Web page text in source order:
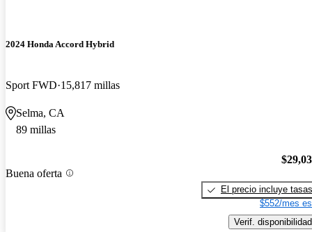
2024 Honda Accord Hybrid
Sport FWD 15,817 millas
Selma, CA
89 millas
Buena oferta
El precio incluye tasas
$552/mes
Verif. disponibilidad